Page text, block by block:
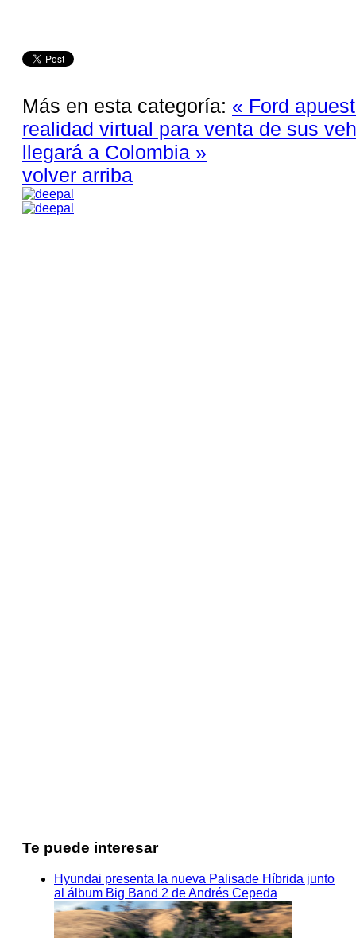
Más en esta categoría: « Ford
realidad virtual para venta de sus
llegará a Colombia »
volver arriba
Te puede interesar
Hyundai presenta la nueva Palisade Híbrida junto
al álbum Big Band 2 de Andrés Cepeda